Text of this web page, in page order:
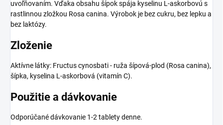
uvoľňovaním. Vďaka obsahu šípok spája kyselinu L-askorbovú s
rastlinnou zložkou Rosa canina. Výrobok je bez cukru, bez lepku a
bez laktózy.
Zloženie
Aktívne látky: Fructus cynosbati - ruža šípová-plod (Rosa canina),
šípka, kyselina L-askorbová (vitamín C).
Použitie a dávkovanie
Odporúčané dávkovanie 1-2 tablety denne.